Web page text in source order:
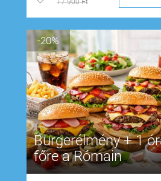
-20%
Burgerélmény + 1
főre a Rómain